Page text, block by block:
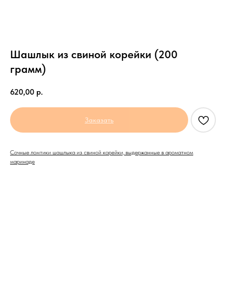
Шашлык из свиной корейки (200
грамм)
620,00 р.
Заказать
Сочные ломтики шашлыка из свиной корейки, выдержанные в ароматном
маринаде